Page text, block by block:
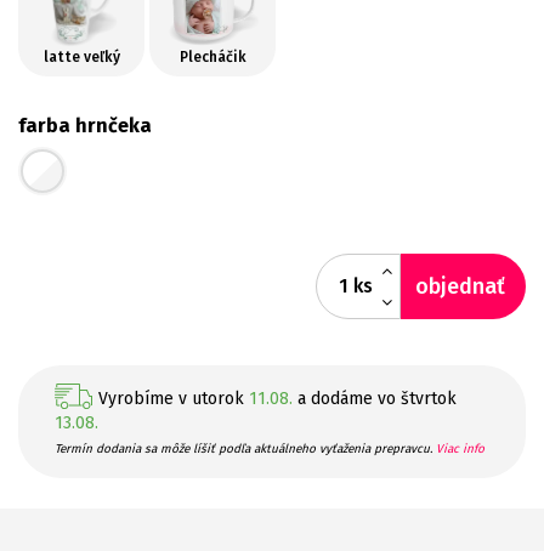
latte veľký Plecháčik
farba hrnčeka
ks objednať
Vyrobíme v utorok 11.08. a dodáme vo štvrtok
13.08.
Termín dodania sa môže líšiť podľa aktuálneho vyťaženia prepravcu. Viac info